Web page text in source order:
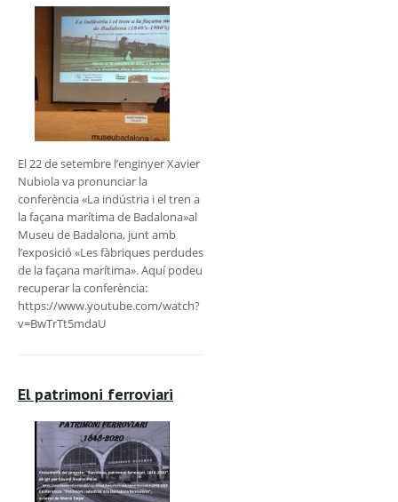
El 22 de setembre l’enginyer Xavier
Nubiola va pronunciar la
conferència «La indústria i el tren a
la façana marítima de Badalona»al
Museu de Badalona, junt amb
l’exposició «Les fàbriques perdudes
de la façana marítima». Aquí podeu
recuperar la conferència:
https://www.youtube.com/watch?
v=BwTrTt5mdaU
El patrimoni ferroviari